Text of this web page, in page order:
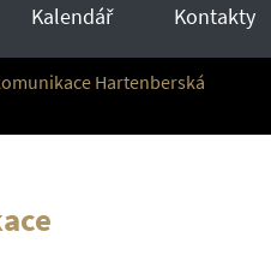
Kalendář Kontakty
Hartenberská